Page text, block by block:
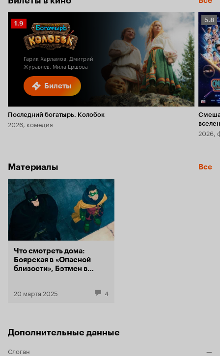
Билеты
Рейтинг
Кинопоиска
1.9
Гарик Харламов, Дмитрий
Журавлев, Мила Ершова
Последний богатырь. Колобок
2026, комедия
5.8
5.8
2026,
Материалы Все
Что смотреть дома:
Боярская в «Опасной
близости», Бэтмен в
20 марта 2025 4
Дополнительные данные
Слоган
—